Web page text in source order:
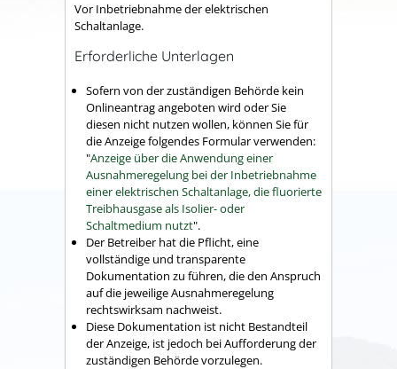
Vor Inbetriebnahme der elektrischen
Schaltanlage.
Erforderliche Unterlagen
Sofern von der zuständigen Behörde kein
Onlineantrag angeboten wird oder Sie
diesen nicht nutzen wollen, können Sie für
die Anzeige folgendes Formular verwenden:
"Anzeige über die Anwendung einer
Ausnahmeregelung bei der Inbetriebnahme
einer elektrischen Schaltanlage, die fluorierte
Treibhausgase als Isolier- oder
Schaltmedium nutzt".
Der Betreiber hat die Pflicht, eine
vollständige und transparente
Dokumentation zu führen, die den Anspruch
auf die jeweilige Ausnahmeregelung
rechtswirksam nachweist.
Diese Dokumentation ist nicht Bestandteil
der Anzeige, ist jedoch bei Aufforderung der
zuständigen Behörde vorzulegen.